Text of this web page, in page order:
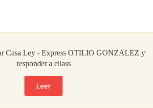
Casa Ley - Express OTILIO GONZALEZ y
responder a ellass
Leer